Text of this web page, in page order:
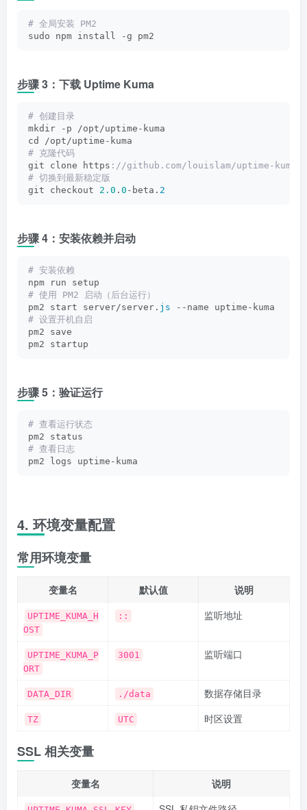
# 全局安装 PM2
sudo npm install -g pm2
步骤 3：下载 Uptime Kuma
# 创建目录
mkdir -p /opt/uptime-kuma
cd /opt/uptime-kuma
# 克隆代码
git clone https ://github.com/louislam/uptime-
# 切换到最新稳定版
git checkout 2.0 . 0 -beta. 2
步骤 4：安装依赖并启动
# 安装依赖
npm run setup
# 使用 PM2 启动（后台运行）
pm2 start server/server. js --name uptime-kuma
# 设置开机自启
pm2 save
pm2 startup
步骤 5：验证运行
# 查看运行状态
pm2 status
# 查看日志
pm2 logs uptime-kuma
4. 环境变量配置
常用环境变量
变量名 默认值 说明
UPTIME_KUMA_H
OST
:: 监听地址
UPTIME_KUMA_P
ORT
3001 监听端口
DATA_DIR ./data 数据存储目录
TZ UTC 时区设置
SSL 相关变量
变量名 说明